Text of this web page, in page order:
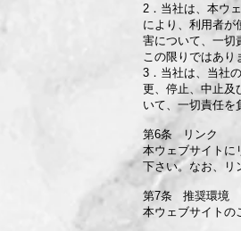
2．当社は、本ウ
により、利用者が
害について、一切
この限りではあり
3．当社は、当社
更、停止、中止及
いて、一切責任を
第6条 リンク
本ウェブサイトに
下さい。なお、リ
第7条 推奨環境
本ウェブサイトの